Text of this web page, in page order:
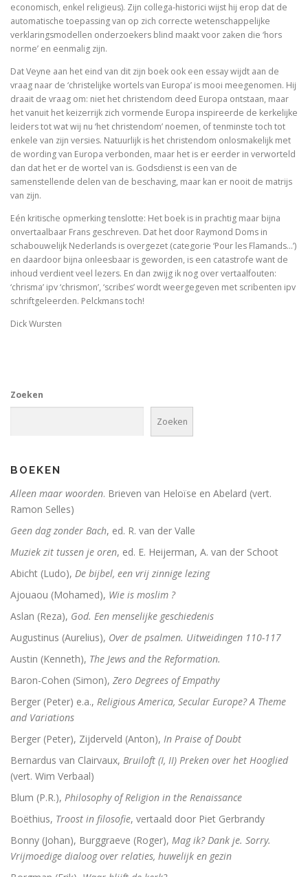
I judge no one. A political life of Jesus
De evolutie van De Bijbel
On Time, Punctuality, and Discipline in Early
Bach, muziek als een wenk uit de hemel
Kierkegaard’s Muse. The mystery of Regine Olson
De Bijbel in de Lage Landen
Nieuw atheïsme, een kritische reactie op Dawkins,
Levensbeschouwing in het middenveld: cement of
Schoonselhof nu! – een
Afsluitend onwetenschappelijk naschrift bij
De Wittenbergse nachtegaal
De Bijbel voor ongelovigen
De bijbel voor ongelovigen
Helden. 150 epigrammen uit de Anthologia Graeca
De seculiere samenleving. Over religie,
Examens de la Bible
Eigen wijs
Moby Dick
economisch, enkel religieus). Zijn collega-historici wijst hij erop dat de
automatische toepassing van op zich correcte wetenschappelijke
verklaringsmodellen onderzoekers blind maakt voor zaken die ‘hors
norme’ en eenmalig zijn.
Dat Veyne aan het eind van dit zijn boek ook een essay wijdt aan de
vraag naar de ‘christelijke wortels van Europa’ is mooi meegenomen. Hij
draait de vraag om: niet het christendom deed Europa ontstaan, maar
het vanuit het keizerrijk zich vormende Europa inspireerde de kerkelijke
leiders tot wat wij nu ‘het christendom’ noemen, of tenminste toch tot
enkele van zijn versies. Natuurlijk is het christendom onlosmakelijk met
de wording van Europa verbonden, maar het is er eerder in verworteld
dan dat het er de wortel van is. Godsdienst is een van de
samenstellende delen van de beschaving, maar kan er nooit de matrijs
van zijn.
Eén kritische opmerking tenslotte: Het boek is in prachtig maar bijna
onvertaalbaar Frans geschreven. Dat het door Raymond Doms in
schabouwelijk Nederlands is overgezet (categorie ‘Pour les Flamands…’)
en daardoor bijna onleesbaar is geworden, is een catastrofe want de
inhoud verdient veel lezers. En dan zwijg ik nog over vertaalfouten:
‘chrisma’ ipv ‘chrismon’, ‘scribes’ wordt weergegeven met scribenten ipv
schriftgeleerden. Pelckmans toch!
Dick Wursten
Zoeken
Zoeken
BOEKEN
Alleen maar woorden. Brieven van Heloïse en Abelard (vert.
Ramon Selles)
Geen dag zonder Bach, ed. R. van der Valle
Muziek zit tussen je oren, ed. E. Heijerman, A. van der Schoot
Abicht (Ludo), De bijbel, een vrij zinnige lezing
Ajouaou (Mohamed), Wie is moslim ?
Aslan (Reza), God. Een menselijke geschiedenis
Augustinus (Aurelius), Over de psalmen. Uitweidingen 110-117
Austin (Kenneth), The Jews and the Reformation.
Baron-Cohen (Simon), Zero Degrees of Empathy
Berger (Peter) e.a., Religious America, Secular Europe? A Theme
and Variations
Berger (Peter), Zijderveld (Anton), In Praise of Doubt
Bernardus van Clairvaux, Bruiloft (I, II) Preken over het Hooglied
(vert. Wim Verbaal)
Blum (P.R.), Philosophy of Religion in the Renaissance
Boëthius, Troost in filosofie, vertaald door Piet Gerbrandy
Bonny (Johan), Burggraeve (Roger), Mag ik? Dank je. Sorry.
Vrijmoedige dialoog over relaties, huwelijk en gezin